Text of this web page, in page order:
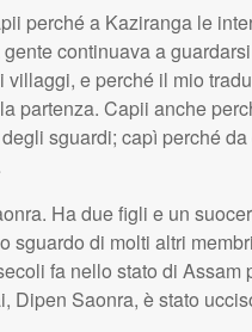
perché a Kaziranga le
continuava a
e perché il mio
partenza. Capii anche
sguardi; capì perché
Ha due figli e un
sguardo di molti altri
fa nello stato di
Dipen Saonra, è stato